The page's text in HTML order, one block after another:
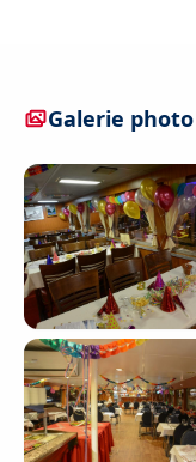
Galerie photo